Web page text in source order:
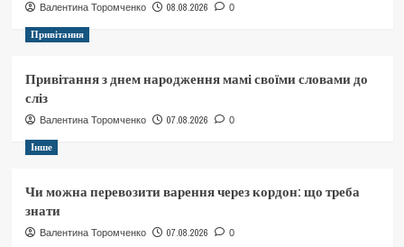
Валентина Торомченко 08.08.2026 0
Привітання
Привітання з днем народження мамі своїми словами до
сліз
Валентина Торомченко 07.08.2026 0
Інше
Чи можна перевозити варення через кордон: що треба
знати
Валентина Торомченко 07.08.2026 0